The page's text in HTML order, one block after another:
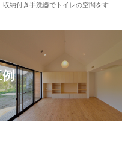
収納付き手洗器でトイレの空間をす
例